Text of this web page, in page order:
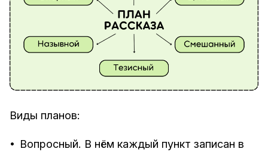
Виды планов:
• Вопросный. В нём каждый пункт записан в